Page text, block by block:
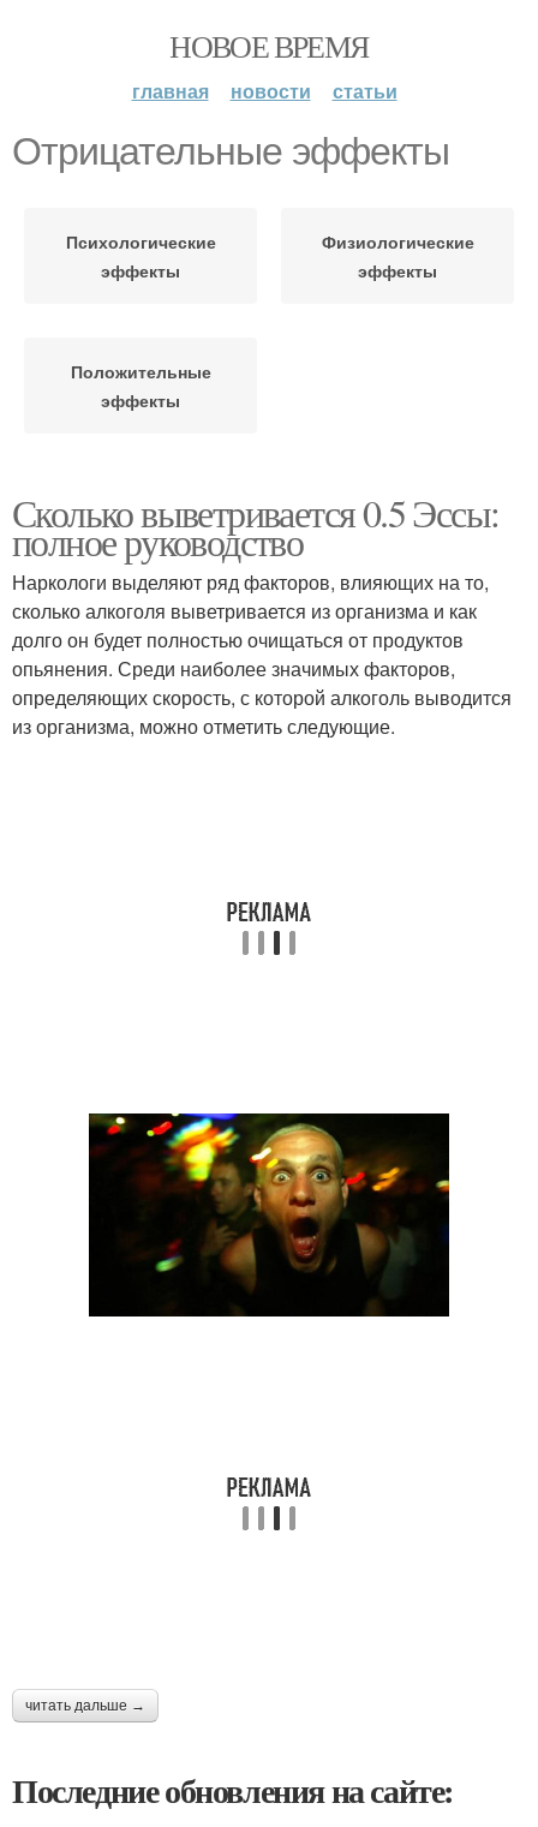
НОВОЕ ВРЕМЯ
главная новости статьи
Отрицательные эффекты
Психологические
эффекты
Физиологические
эффекты
Положительные
эффекты
Сколько выветривается 0.5 Эссы:
полное руководство
Наркологи выделяют ряд факторов, влияющих на то,
сколько алкоголя выветривается из организма и как
долго он будет полностью очищаться от продуктов
опьянения. Среди наиболее значимых факторов,
определяющих скорость, с которой алкоголь выводится
из организма, можно отметить следующие.
читать дальше →
Последние обновления на сайте: